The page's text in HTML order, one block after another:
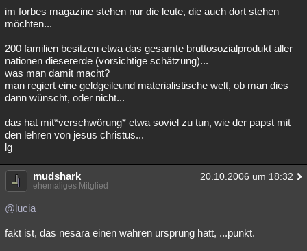
im forbes magazine stehen nur die leute, die auch dort stehen
möchten...
200 familien besitzen etwa das gesamte bruttosozialprodukt aller
nationen diesererde (vorsichtige schätzung)...
was man damit macht?
man regiert eine geldgeileund materialistische welt, ob man dies
dann wünscht, oder nicht...
das hat mit*verschwörung* etwa soviel zu tun, wie der papst mit
den lehren von jesus christus...
lg
mudshark 20.10.2006 um 18:32
ehemaliges Mitglied
@lucia
fakt ist, das nesara einen wahren ursprung hatt, ...punkt.